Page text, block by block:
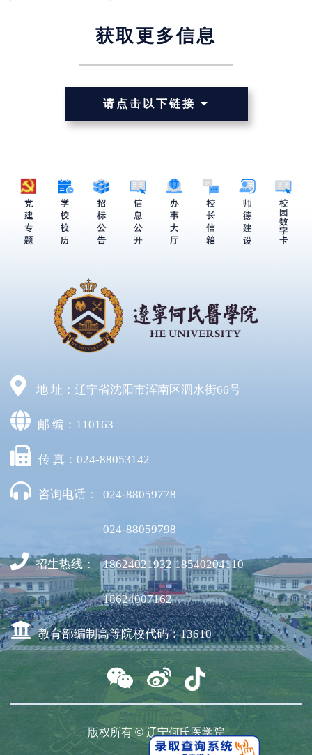
获取更多信息
请点击以下链接
地 址：辽宁省沈阳市浑南区泗水街66号
邮 编：110163
传 真：024-88053142
咨询电话： 024-88059778
024-88059798
招生热线： 18624021932 18540204110
18624007162
教育部编制高等院校代码：13610
版权所有 © 辽宁何氏医学院